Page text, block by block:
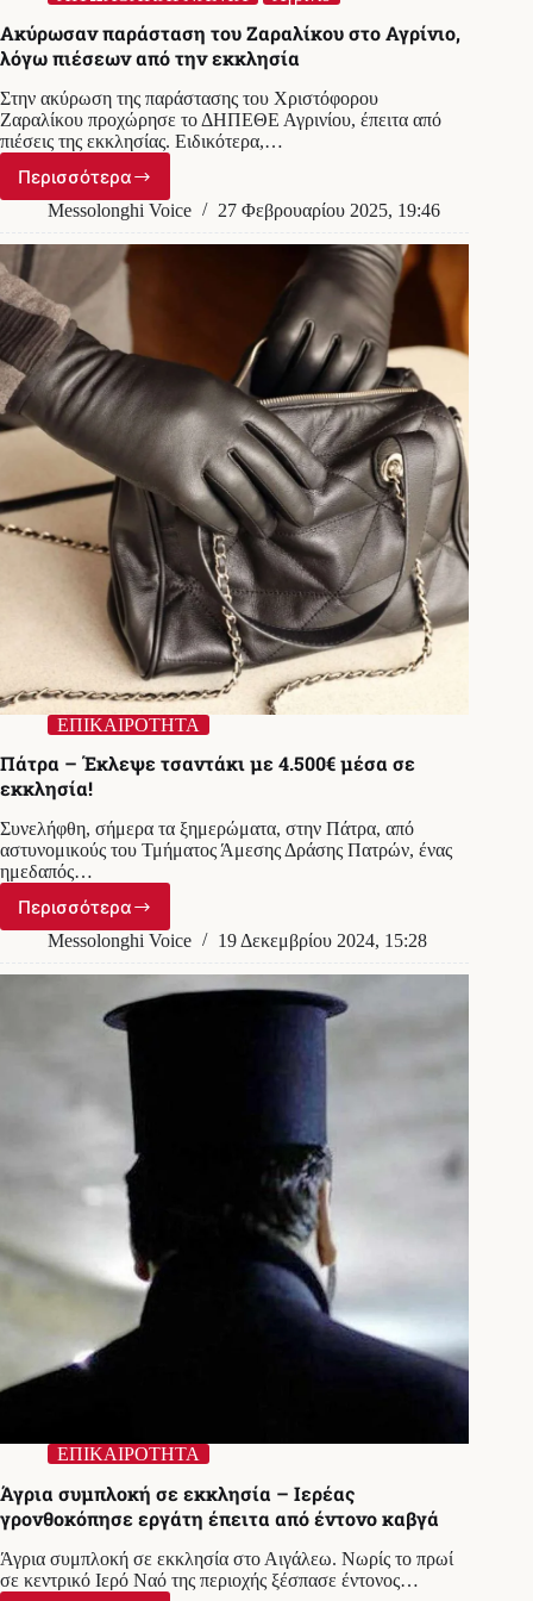
Ακύρωσαν παράσταση του Ζαραλίκου στο Αγρίνιο,
λόγω πιέσεων από την εκκλησία
Στην ακύρωση της παράστασης του Χριστόφορου
Ζαραλίκου προχώρησε το ΔΗΠΕΘΕ Αγρινίου, έπειτα από
πιέσεις της εκκλησίας. Ειδικότερα,…
Περισσότερα
Ακύρωσαν
παράσταση
Ζαραλίκου
στο
Αγρίνιο,
λόγω
πιέσεων
από
την
εκκλησία
Messolonghi Voice 27 Φεβρουαρίου 2025, 19:46
ΕΠΙΚΑΙΡΟΤΗΤΑ
Πάτρα – Έκλεψε τσαντάκι με 4.500€ μέσα σε
εκκλησία!
Συνελήφθη, σήμερα τα ξημερώματα, στην Πάτρα, από
αστυνομικούς του Τμήματος Άμεσης Δράσης Πατρών, ένας
ημεδαπός…
Περισσότερα
Πάτρα
–
4.500€
μέσα
εκκλησία!
Messolonghi Voice 19 Δεκεμβρίου 2024, 15:28
ΕΠΙΚΑΙΡΟΤΗΤΑ
Άγρια συμπλοκή σε εκκλησία – Ιερέας
γρονθοκόπησε εργάτη έπειτα από έντονο καβγά
Άγρια συμπλοκή σε εκκλησία στο Αιγάλεω. Νωρίς το πρωί
σε κεντρικό Ιερό Ναό της περιοχής ξέσπασε έντονος…